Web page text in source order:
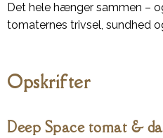
Det hele hænger sammen –
tomaternes trivsel, sundhed
Opskrifter
Deep Space tomat &